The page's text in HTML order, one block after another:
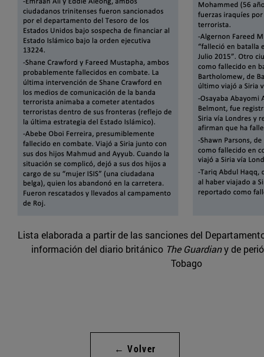
Lista elaborada a partir de las sanciones del
información del diario británicoThe Guardiany de
Tobago
← Volver